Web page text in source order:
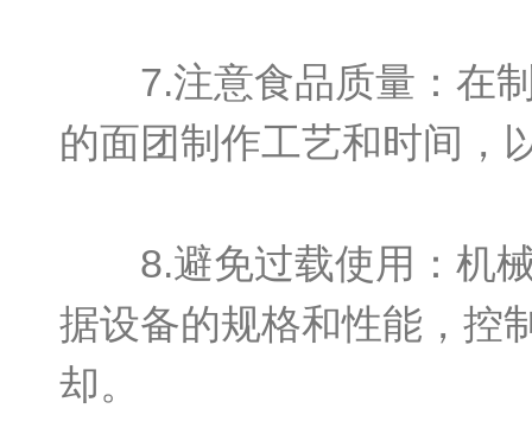
7.注意食品质量：在制
的面团制作工艺和时间，
8.避免过载使用：机械
据设备的规格和性能，控
却。